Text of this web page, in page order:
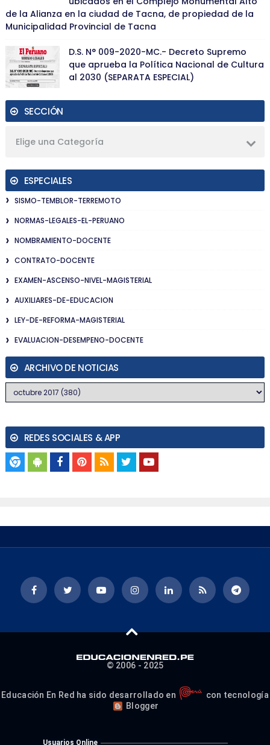
de la Alianza en la ciudad de Tacna, de propiedad de la
Municipalidad Provincial de Tacna
D.S. N° 009-2020-MC.- Decreto Supremo
que aprueba la Política Nacional de Cultura
al 2030 (SEPARATA ESPECIAL)
SECCIÓN
Elige una Categoría
ESPECIALES
SISMO-TEMBLOR-TERREMOTO
NORMAS-LEGALES-EL-PERUANO
NOMBRAMIENTO-DOCENTE
CONTRATO-DOCENTE
EXAMEN-ASCENSO-NIVEL-MAGISTERIAL
AUXILIARES-DE-EDUCACION
LEY-DE-REFORMA-MAGISTERIAL
EVALUACION-DESEMPENO-DOCENTE
ARCHIVO DE NOTICIAS
REDES SOCIALES & APP
© 2006 - 2025
Educación En Red ha sido desarrollado en
con tecnología
Blogger
Usuarios Online